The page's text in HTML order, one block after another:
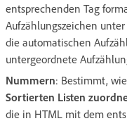
entsprechenden Tag
Aufzählungszeichen
die automatischen
untergeordnete
Nummern: Bestimmt,
Sortierten Listen
die in HTML mit dem